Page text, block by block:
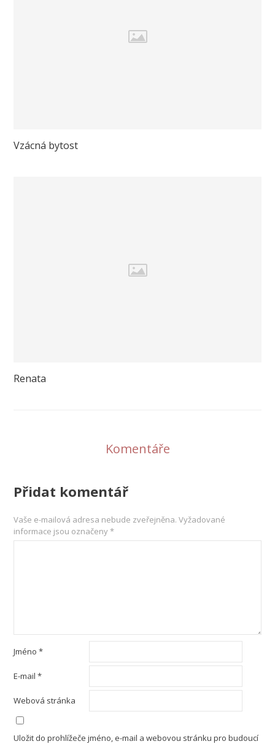
Vzácná bytost
Renata
Komentáře
Přidat komentář
Vaše e-mailová adresa nebude zveřejněna. Vyžadované
informace jsou označeny*
Jméno*
E-mail*
Webová stránka
Uložit do prohlížeče jméno, e-mail a webovou stránku pro budoucí